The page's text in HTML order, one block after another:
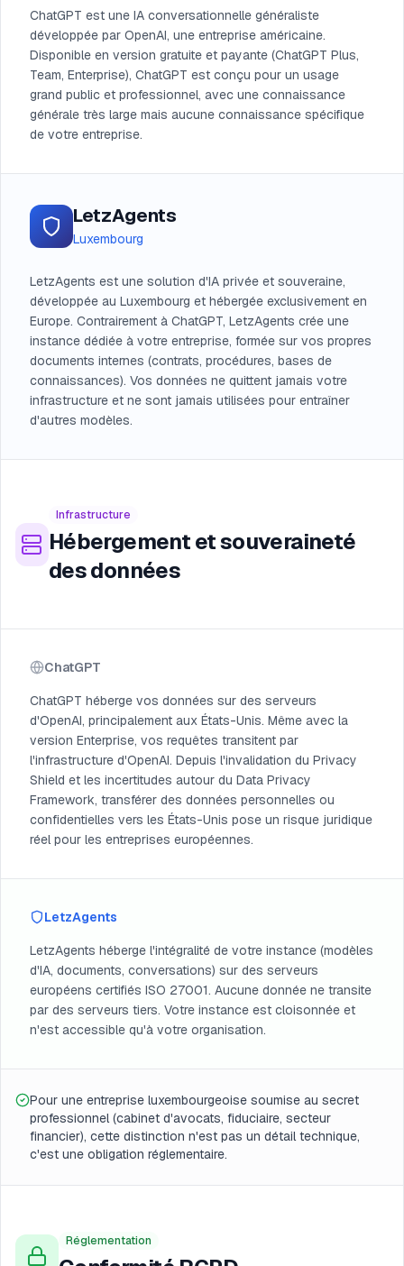
ChatGPT est une IA conversationnelle généraliste
développée par OpenAI, une entreprise américaine.
Disponible en version gratuite et payante (ChatGPT Plus,
Team, Enterprise), ChatGPT est conçu pour un usage
grand public et professionnel, avec une connaissance
générale très large mais aucune connaissance spécifique
de votre entreprise.
LetzAgents
Luxembourg
LetzAgents est une solution d'IA privée et souveraine,
développée au Luxembourg et hébergée exclusivement en
Europe. Contrairement à ChatGPT, LetzAgents crée une
instance dédiée à votre entreprise, formée sur vos propres
documents internes (contrats, procédures, bases de
connaissances). Vos données ne quittent jamais votre
infrastructure et ne sont jamais utilisées pour entraîner
d'autres modèles.
Infrastructure
Hébergement et souveraineté
des données
ChatGPT
ChatGPT héberge vos données sur des serveurs
d'OpenAI, principalement aux États-Unis. Même avec la
version Enterprise, vos requêtes transitent par
l'infrastructure d'OpenAI. Depuis l'invalidation du Privacy
Shield et les incertitudes autour du Data Privacy
Framework, transférer des données personnelles ou
confidentielles vers les États-Unis pose un risque juridique
réel pour les entreprises européennes.
LetzAgents
LetzAgents héberge l'intégralité de votre instance (modèles
d'IA, documents, conversations) sur des serveurs
européens certifiés ISO 27001. Aucune donnée ne transite
par des serveurs tiers. Votre instance est cloisonnée et
n'est accessible qu'à votre organisation.
Pour une entreprise luxembourgeoise soumise au secret
professionnel (cabinet d'avocats, fiduciaire, secteur
financier), cette distinction n'est pas un détail technique,
c'est une obligation réglementaire.
Réglementation